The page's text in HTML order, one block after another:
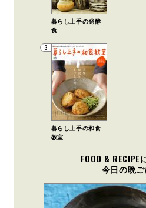
暮らし上手の発酵
食
3
暮らし上手の和食
教室
FOOD & RECIPE
今日の晩